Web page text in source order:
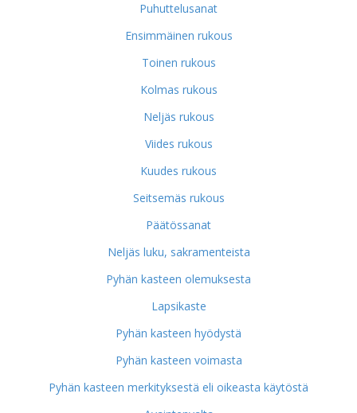
Puhuttelusanat
Ensimmäinen rukous
Toinen rukous
Kolmas rukous
Neljäs rukous
Viides rukous
Kuudes rukous
Seitsemäs rukous
Päätössanat
Neljäs luku, sakramenteista
Pyhän kasteen olemuksesta
Lapsikaste
Pyhän kasteen hyödystä
Pyhän kasteen voimasta
Pyhän kasteen merkityksestä eli oikeasta käytöstä